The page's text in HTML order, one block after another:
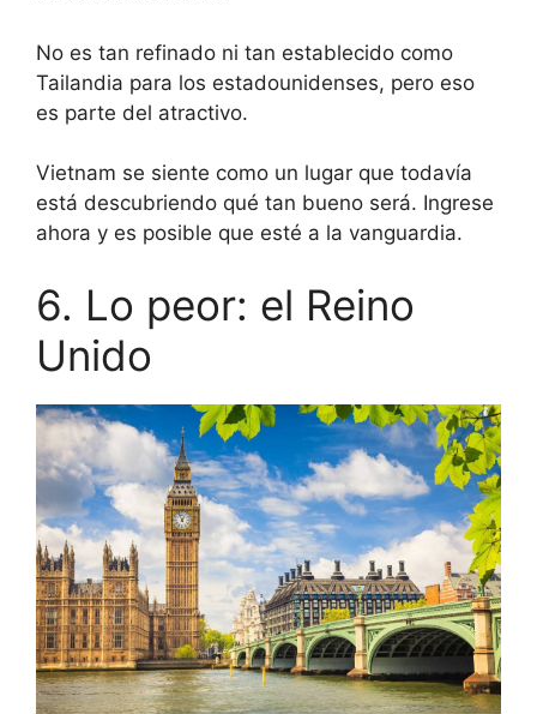
No es tan refinado ni tan establecido como
Tailandia para los estadounidenses, pero eso
es parte del atractivo.
Vietnam se siente como un lugar que todavía
está descubriendo qué tan bueno será. Ingrese
ahora y es posible que esté a la vanguardia.
6. Lo peor: el Reino
Unido